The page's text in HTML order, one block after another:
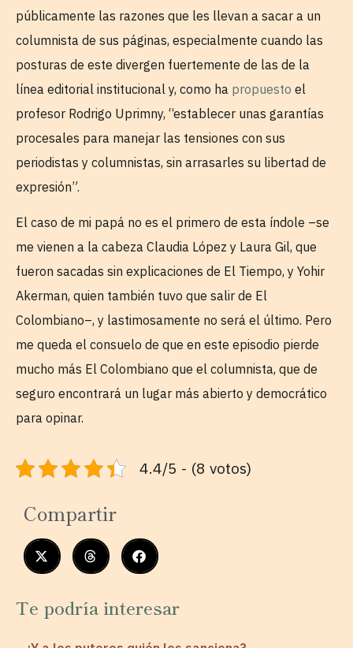
públicamente las razones que les llevan a sacar a un
columnista de sus páginas, especialmente cuando las
posturas de este divergen fuertemente de las de la
línea editorial institucional y, como ha propuesto el
profesor Rodrigo Uprimny, “establecer unas garantías
procesales para manejar las tensiones con sus
periodistas y columnistas, sin arrasarles su libertad de
expresión”.
El caso de mi papá no es el primero de esta índole –se
me vienen a la cabeza Claudia López y Laura Gil, que
fueron sacadas sin explicaciones de El Tiempo, y Yohir
Akerman, quien también tuvo que salir de El
Colombiano–, y lastimosamente no será el último. Pero
me queda el consuelo de que en este episodio pierde
mucho más El Colombiano que el columnista, que de
seguro encontrará un lugar más abierto y democrático
para opinar.
4.4/5 - (8 votos)
Compartir
Te podría interesar